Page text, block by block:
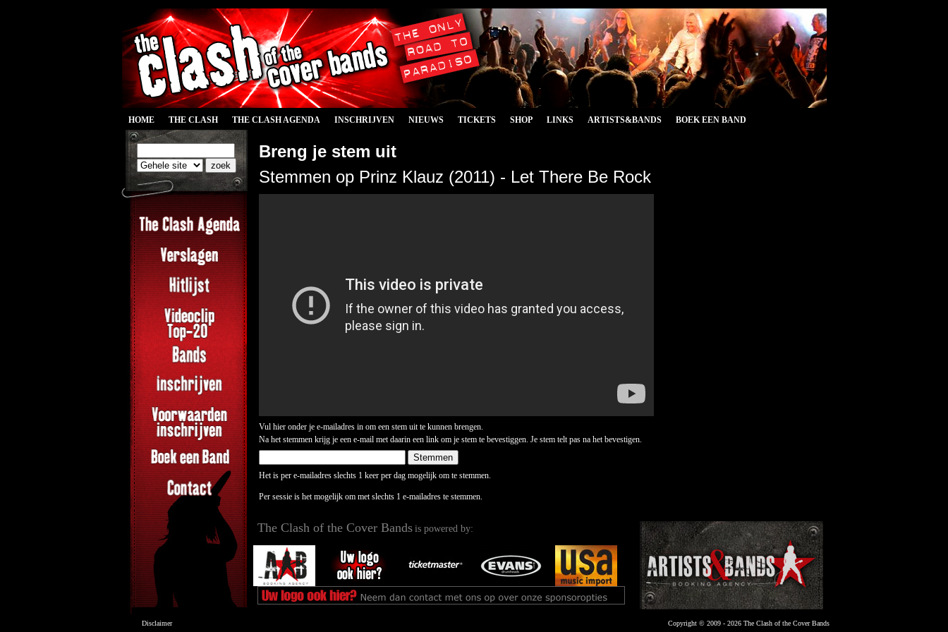
HOME THE CLASH THE CLASH AGENDA INSCHRIJVEN NIEUWS TICKETS SHOP LINKS ARTISTS&BANDS BOEK EEN BAND
Breng je stem uit
Stemmen op Prinz Klauz (2011) - Let There Be Rock
Vul hier onder je e-mailadres in om een stem uit te kunnen brengen.
Na het stemmen krijg je een e-mail met daarin een link om je stem te bevestiggen. Je stem telt pas na het bevestigen.
Het is per e-mailadres slechts 1 keer per dag mogelijk om te stemmen.
Per sessie is het mogelijk om met slechts 1 e-mailadres te stemmen.
The Clash of the Cover Bands is powered by:
Disclaimer Copyright © 2009 - 2026 The Clash of the Cover Bands